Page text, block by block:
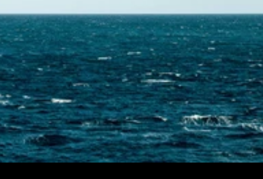
Skontaktuj się z nami